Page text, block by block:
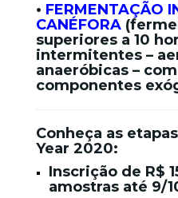
• FERMENTAÇÃO
CANÉFORA
superiores a 10
intermitentes –
anaeróbicas –
componentes
Conheça as
Year 2020:
Inscrição de R$
amostras até 9/